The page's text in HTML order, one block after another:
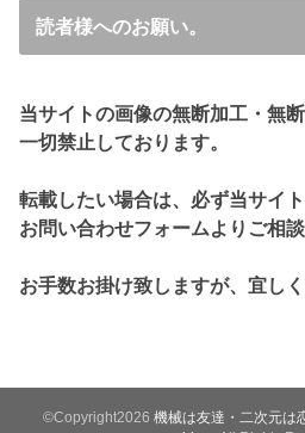
読者様へのお願い。
当サイトの画像の無断加工・無断
一切禁止しております。
転載したい場合は、必ず当サイト
お問い合わせフォームよりご相談
お手数お掛け致しますが、宜しく
©Copyright2026 機械は友達・二次元は